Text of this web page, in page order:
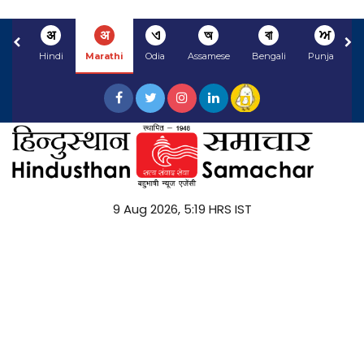
अ
Hindi
अ
Marathi
ଏ
Odia
অ
Assamese
বা
Bengali
ਅ
Punjabi
9 Aug 2026, 5:19 HRS IST